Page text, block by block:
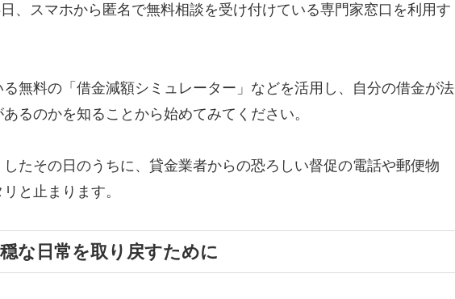
、スマホから匿名で無料相談を受け付けている専門家窓口を利用す
無料の「借金減額シミュレーター」などを活用し、自分の借金が法
るのかを知ることから始めてみてください。
たその日のうちに、貸金業者からの恐ろしい督促の電話や郵便物
と止まります。
な日常を取り戻すために